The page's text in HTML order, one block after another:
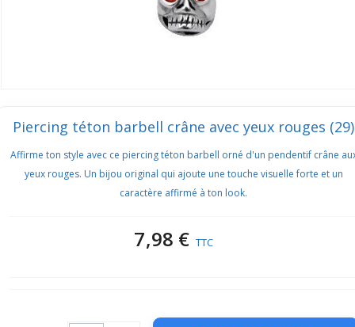
Piercing téton barbell crâne avec yeux rouges (29)
Affirme ton style avec ce piercing téton barbell orné d'un pendentif crâne
yeux rouges. Un bijou original qui ajoute une touche visuelle forte et un
caractère affirmé à ton look.
7,98 € TTC